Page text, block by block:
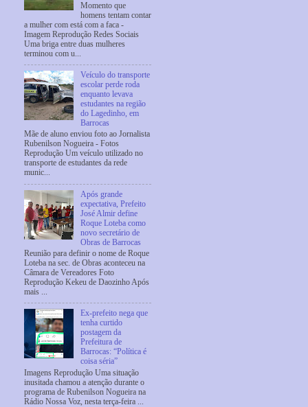
Momento que
homens tentam contar
a mulher com está com a faca -
Imagem Reprodução Redes Sociais
Uma briga entre duas mulheres
terminou com u...
Veículo do transporte
escolar perde roda
enquanto levava
estudantes na região
do Lagedinho, em
Barrocas
Mãe de aluno enviou foto ao Jornalista
Rubenilson Nogueira - Fotos
Reprodução Um veículo utilizado no
transporte de estudantes da rede
munic...
Após grande
expectativa, Prefeito
José Almir define
Roque Loteba como
novo secretário de
Obras de Barrocas
Reunião para definir o nome de Roque
Loteba na sec. de Obras aconteceu na
Câmara de Vereadores Foto
Reprodução Kekeu de Daozinho Após
mais ...
Ex-prefeito nega que
tenha curtido
postagem da
Prefeitura de
Barrocas: “Política é
coisa séria”
Imagens Reprodução Uma situação
inusitada chamou a atenção durante o
programa de Rubenilson Nogueira na
Rádio Nossa Voz, nesta terça-feira ...